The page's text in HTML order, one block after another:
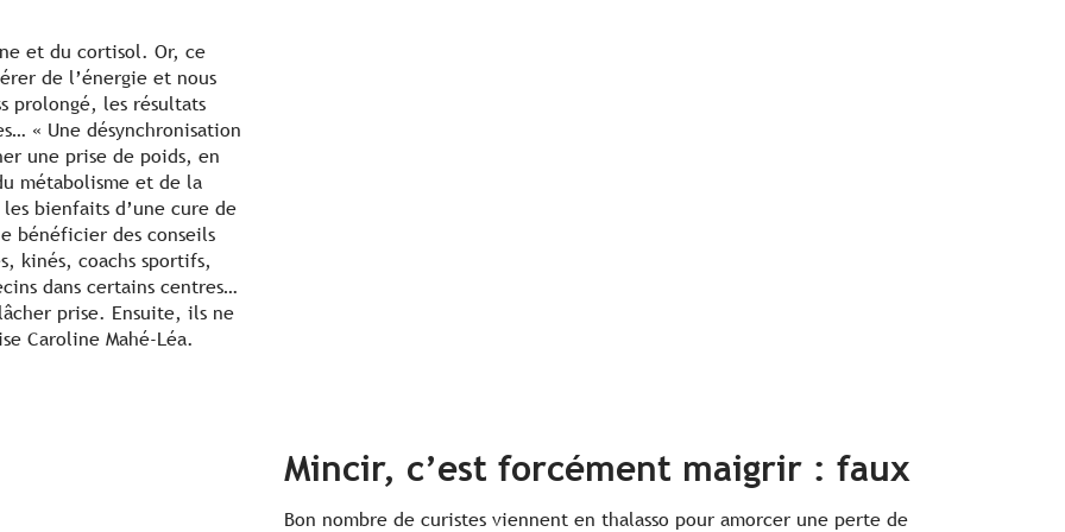
et du cortisol. Or, ce
de l’énergie et nous
prolongé, les résultats
« Une désynchronisation
une prise de poids, en
métabolisme et de la
bienfaits d’une cure de
bénéficier des conseils
kinés, coachs sportifs,
dans certains centres…
prise. Ensuite, ils ne
Caroline Mahé-Léa.
Mincir, c’est forcément maigrir : faux
Bon nombre de curistes viennent en thalasso pour amorcer une perte de